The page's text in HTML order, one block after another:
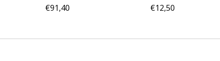
€91,40
€12,50